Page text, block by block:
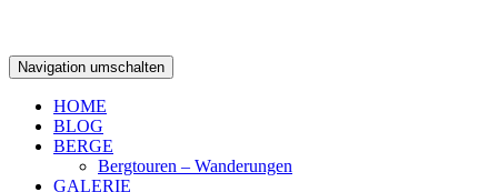
Navigation umschalten
HOME
BLOG
BERGE
Bergtouren – Wanderungen
GALERIE